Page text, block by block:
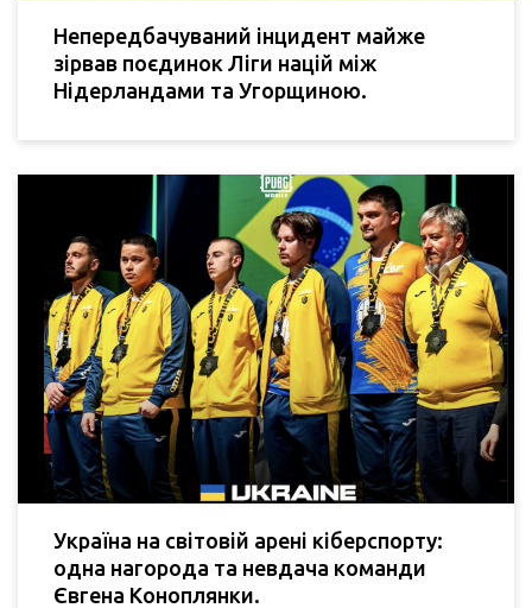
Непередбачуваний інцидент майже
зірвав поєдинок Ліги націй між
Нідерландами та Угорщиною.
Україна на світовій арені кіберспорту:
одна нагорода та невдача команди
Євгена Коноплянки.